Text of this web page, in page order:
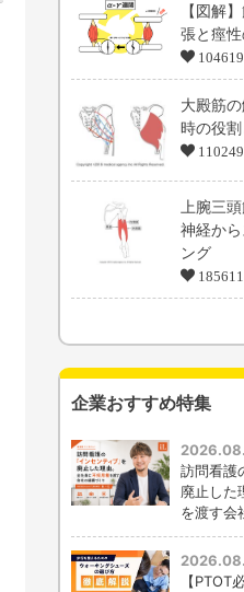
【図解
張と痙
大殿筋
時の役割
上腕三
神経か
ング
企業おすすめ特集
訪問看護
廃止した
を渡す会
【PTOT